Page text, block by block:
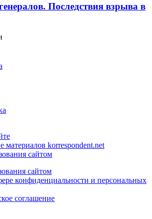
Последствия взрыва в
материалов korrespondent.net
сайтом
сайтом
конфиденциальности и персональных
соглашение